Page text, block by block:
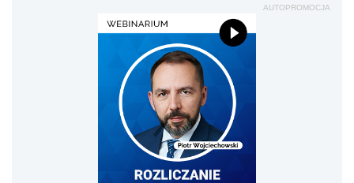
AUTOPROMOCJA